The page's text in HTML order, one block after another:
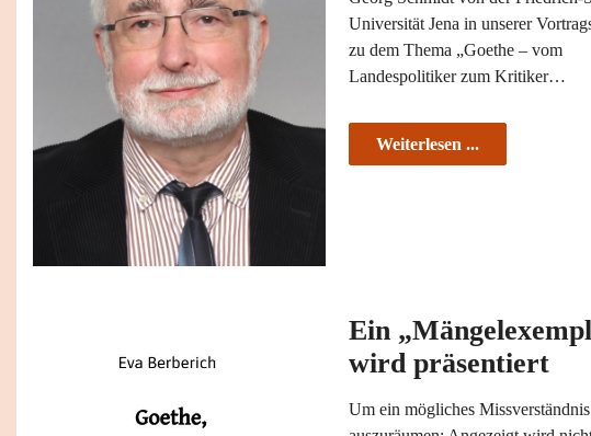
Universität Jena in unserer
zu dem Thema „Goethe – vom
Landespolitiker zum Kritiker…
Weiterlesen ...
Ein
wird präsentiert
Um ein mögliches